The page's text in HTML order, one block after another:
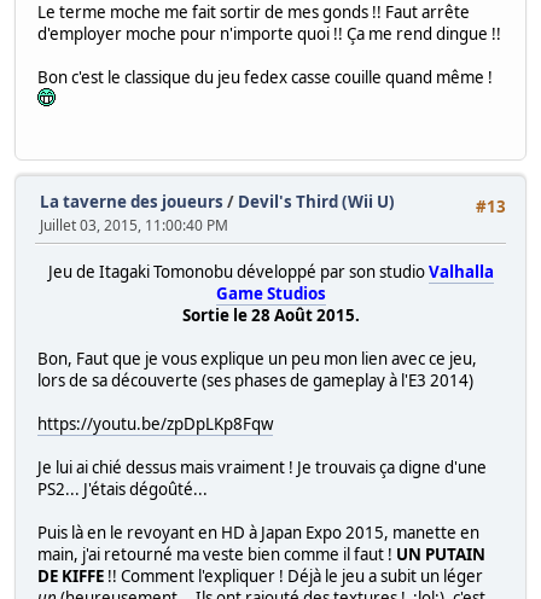
Le terme moche me fait sortir de mes gonds !! Faut arrête
d'employer moche pour n'importe quoi !! Ça me rend dingue !!
Bon c'est le classique du jeu fedex casse couille quand même !
#13
La taverne des joueurs / Devil's Third (Wii U)
Juillet 03, 2015, 11:00:40 PM
Jeu de Itagaki Tomonobu développé par son studioValhalla
Game Studios
Sortie le 28 Août 2015.
Bon, Faut que je vous explique un peu mon lien avec ce jeu,
lors de sa découverte (ses phases de gameplay à l'E3 2014)
https://youtu.be/zpDpLKp8Fqw
Je lui ai chié dessus mais vraiment ! Je trouvais ça digne d'une
PS2... J'étais dégoûté...
Puis là en le revoyant en HD à Japan Expo 2015, manette en
main, j'ai retourné ma veste bien comme il faut ! UN PUTAIN
DE KIFFE !! Comment l'expliquer ! Déjà le jeu a subit un léger